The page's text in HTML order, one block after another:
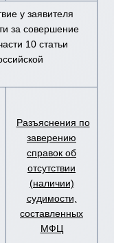
у заявителя
за совершение
10 статьи
Разъяснения по
заверению
справок об
отсутствии
(наличии)
судимости,
составленных
МФЦ